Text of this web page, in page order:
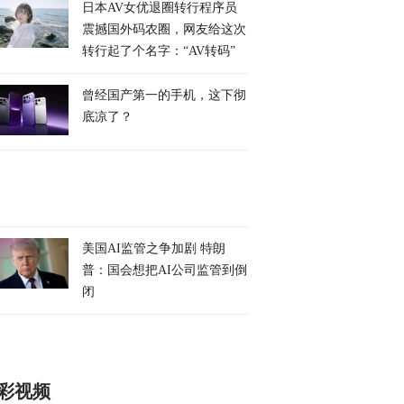
日本AV女优退圈转行程序员
震撼国外码农圈，网友给这次
转行起了个名字：“AV转码”
曾经国产第一的手机，这下彻
底凉了？
美国AI监管之争加剧 特朗
普：国会想把AI公司监管到倒
闭
视频